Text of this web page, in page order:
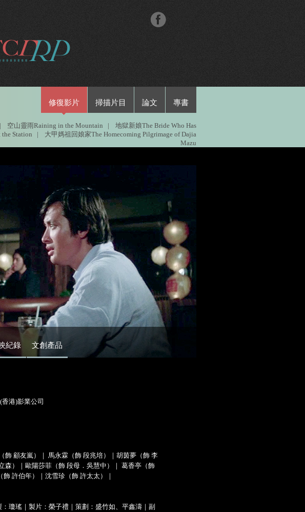
修復影片 掃描片目 論文 專書
| 空山靈雨Raining in the Mountain |
地獄新娘The Bride Who Has
Station |
大甲媽祖回娘家The Homecoming Pilgrimage of Dajia
Mazu
紀錄 文創產品
港)影業公司
飾 顧友嵐）｜ 馬永霖（飾 段兆培）｜胡茵夢（飾 李
森）｜歐陽莎菲（飾 段母．吳慧中）｜ 葛香亭（飾
許伯年）｜沈雪珍（飾 許太太）｜
瓊瑤｜製片：榮子禮｜策劃：盛竹如、平鑫濤｜副